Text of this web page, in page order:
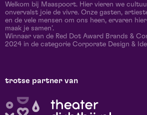
Welkom bij Maaspoort. Hier vieren we
onvervalst joie de vivre. Onze gasten,
en de vele mensen om ons heen, ervaren
maak je samen’.
Winnaar van de Red Dot Award Brands &
2024 in de categorie Corporate Design &
trotse partner van